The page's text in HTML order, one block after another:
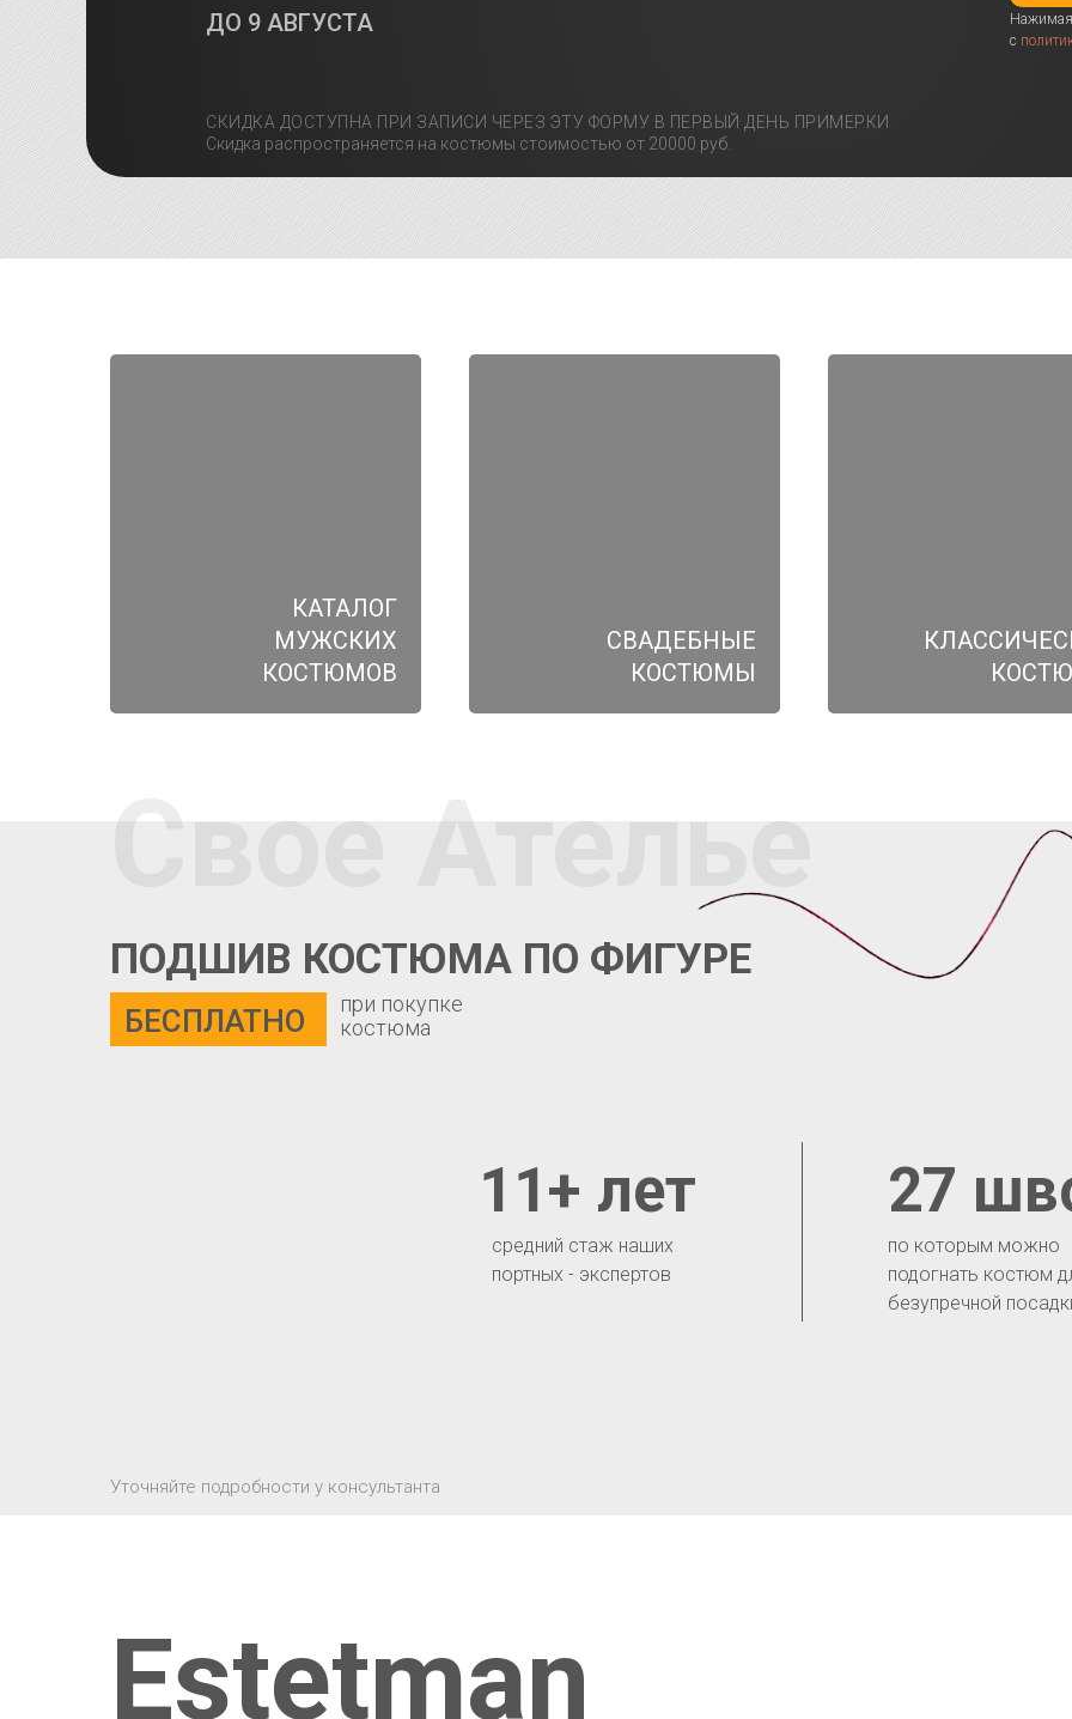
СКИДКА ДОСТУПНА ПРИ ЗАПИСИ ЧЕРЕЗ ЭТУ ФОРМУ В ПЕРВЫЙ ДЕНЬ ПРИМЕРКИ
Скидка распространяется на костюмы стоимостью от 20000 руб.
ДО 9 АВГУСТА
Нажимая
с
КАТАЛОГ
МУЖСКИХ
КОСТЮМОВ
СВАДЕБНЫЕ
КОСТЮМЫ
Свое Ателье
ПОДШИВ КОСТЮМА ПО ФИГУРЕ
БЕСПЛАТНО
по которым можно
подогнать костюм
безупречной
27
средний стаж наших
портных - экспертов
11+ лет
при покупке
костюма
Уточняйте подробности у консультанта
Estetman